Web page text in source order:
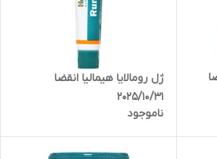
ژل رومالایا هیمالیا انقضا
2025/10/31
ناموجود